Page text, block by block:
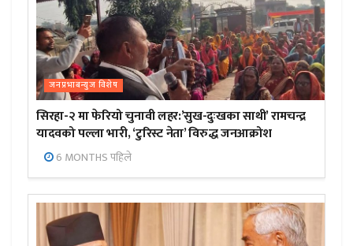
जनप्रभाबन्युज विशेष
सिरहा-२ मा फेरियो चुनावी लहर:’सुख-दुःखका साथी’ रामचन्द्र
यादवको पल्ला भारी, ‘टुरिस्ट नेता’ विरुद्ध जनआक्रोश
6 MONTHS पहिले